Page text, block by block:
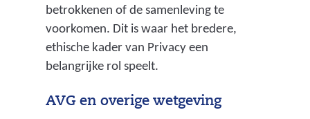
betrokkenen of de samenleving te
voorkomen. Dit is waar het bredere,
ethische kader van Privacy een
belangrijke rol speelt.
AVG en overige wetgeving